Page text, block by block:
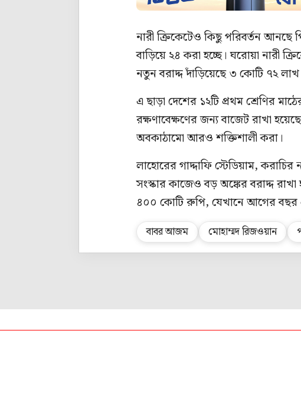
নারী ক্রিকেটেও কিছু পরিবর্তন আনছে
বাড়িয়ে ২৪ করা হচ্ছে। ঘরোয়া নারী
নতুন বরাদ্দ দাঁড়িয়েছে ৩ কোটি ৭২
এ ছাড়া দেশের ১২টি প্রথম শ্রেণির
রক্ষণাবেক্ষণের জন্য বাজেট রাখা
অবকাঠামো আরও শক্তিশালী করা।
লাহোরের গাদ্দাফি স্টেডিয়াম, করাচির
সংস্কার কাজেও বড় অঙ্কের বরাদ্দ
৪০০ কোটি রুপি, যেখানে আগের বছর
বাবর আজম মোহাম্মদ রিজওয়ান